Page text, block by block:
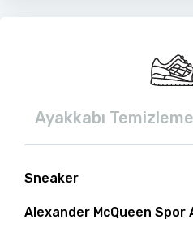
Ayakkabı
Sneaker
Alexander McQueen Spor